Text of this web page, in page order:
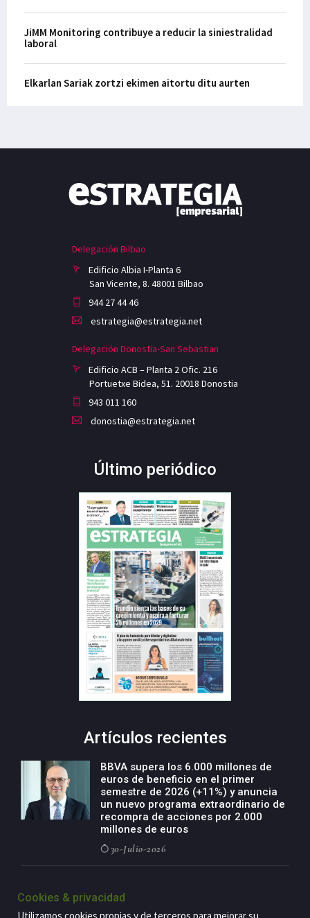
JiMM Monitoring contribuye a reducir la siniestralidad
laboral
Elkarlan Sariak zortzi ekimen aitortu ditu aurten
Delegación Bilbao
Edificio Albia I-Planta 6
San Vicente, 8. 48001 Bilbao
944 27 44 46
estrategia@estrategia.net
Delegación Donostia-San Sebastian
Edificio ACB – Planta 2 Ofic. 216
Portuetxe Bidea, 51. 20018 Donostia
943 011 160
donostia@estrategia.net
Último periódico
Artículos recientes
BBVA supera los 6.000 millones de
euros de beneficio en el primer
semestre de 2026 (+11%) y anuncia
un nuevo programa extraordinario de
recompra de acciones por 2.000
millones de euros
30-Julio-2026
negocio agro con un modelo global
Cookies & privacidad